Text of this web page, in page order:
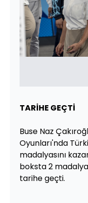
TARİHE GEÇTİ
Buse Naz
Oyunları'nda
madalyasını
boksta 2
tarihe geçti.